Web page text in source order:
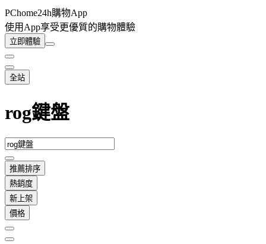
PChome24h購物App
使用App享受更優質的購物體驗
立即體驗
全站
rog鍵盤
推薦排序
熱銷度
新上架
價格